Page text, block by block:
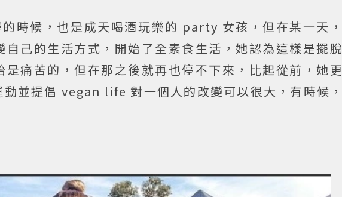
時候，也是成天喝酒玩樂的 party 女孩，但在某一天，
己的生活方式，開始了全素食生活，她認為這樣是擺脫
痛苦的，但在那之後就再也停不下來，比起從前，她更
並提倡 vegan life 對一個人的改變可以很大，有時候，